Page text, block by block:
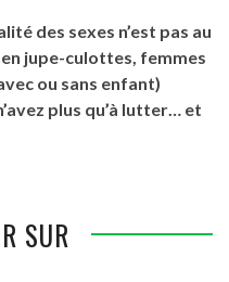
des sexes n’est pas au
jupe-culottes, femmes
ou sans enfant)
plus qu’à lutter… et
SUR